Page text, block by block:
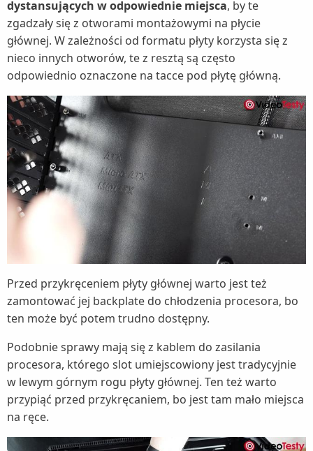
dystansujących w odpowiednie miejsca, by te
zgadzały się z otworami montażowymi na płycie
głównej. W zależności od formatu płyty korzysta się z
nieco innych otworów, te z resztą są często
odpowiednio oznaczone na tacce pod płytę główną.
Przed przykręceniem płyty głównej warto jest też
zamontować jej backplate do chłodzenia procesora, bo
ten może być potem trudno dostępny.
Podobnie sprawy mają się z kablem do zasilania
procesora, którego slot umiejscowiony jest tradycyjnie
w lewym górnym rogu płyty głównej. Ten też warto
przypiąć przed przykręcaniem, bo jest tam mało miejsca
na ręce.